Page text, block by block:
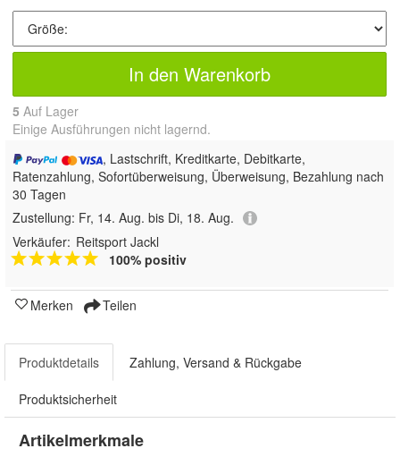
In den Warenkorb
5 Auf Lager
Einige Ausführungen nicht lagernd.
, Lastschrift, Kreditkarte, Debitkarte,
Ratenzahlung, Sofortüberweisung, Überweisung, Bezahlung nach
30 Tagen
Zustellung: Fr, 14. Aug. bis Di, 18. Aug.
Verkäufer: Reitsport Jackl
100% positiv
Merken Teilen
Produktdetails Zahlung, Versand & Rückgabe
Produktsicherheit
Artikelmerkmale